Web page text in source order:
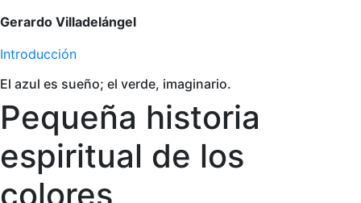
Gerardo Villadelángel
Introducción
El azul es sueño; el verde, imaginario.
Pequeña historia
espiritual de los
colores